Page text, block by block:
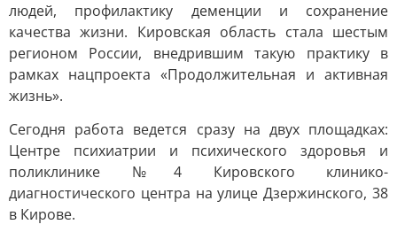
людей, профилактику деменции и сохранение
качества жизни. Кировская область стала шестым
регионом России, внедрившим такую практику в
рамках нацпроекта «Продолжительная и активная
жизнь».
Сегодня работа ведется сразу на двух площадках:
Центре психиатрии и психического здоровья и
поликлинике №4 Кировского клинико-
диагностического центра на улице Дзержинского, 38
в Кирове.